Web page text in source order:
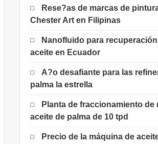
Rese?as de marcas de
Chester Art en Filipinas
Nanofluido para
aceite en Ecuador
A?o desafiante para las
palma la estrella
Planta de fraccionamiento de
aceite de palma de 10 tpd
Precio de la máquina de